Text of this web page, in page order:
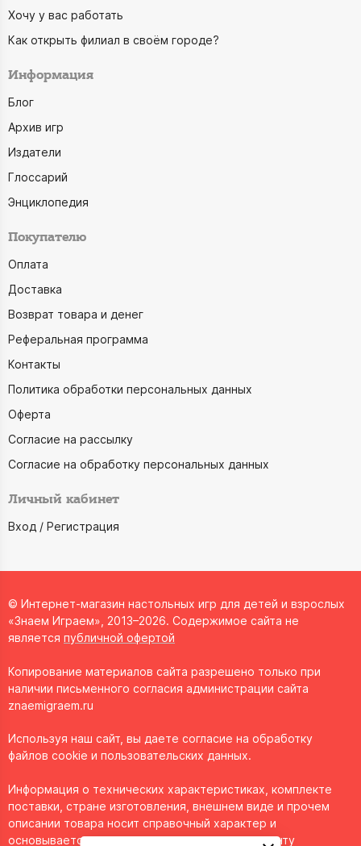
Хочу у вас работать
Как открыть филиал в своём городе?
Информация
Блог
Архив игр
Издатели
Глоссарий
Энциклопедия
Покупателю
Оплата
Доставка
Возврат товара и денег
Реферальная программа
Контакты
Политика обработки персональных данных
Оферта
Согласие на рассылку
Согласие на обработку персональных данных
Личный кабинет
Вход / Регистрация
© Интернет-магазин настольных игр для детей и взрослых
«Знаем Играем», 2013–2026. Содержимое сайта не
является публичной офертой
Копирование материалов сайта разрешено только при
наличии письменного согласия администрации сайта
znaemigraem.ru
Используя наш сайт, вы даете согласие на обработку
файлов cookie и пользовательских данных.
Информация о технических характеристиках, комплекте
поставки, стране изготовления, внешнем виде и прочем
описании товара носит справочный характер и
основывается на последних доступных к моменту